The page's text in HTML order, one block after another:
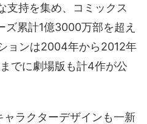
支持を集め、コミックス
累計1億3000万部を超え
ョンは2004年から2012年
でに劇場版も計4作が公
ラクターデザインも一新